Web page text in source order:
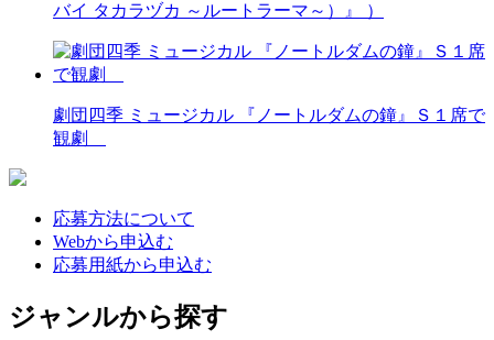
バイ タカラヅカ ～ルートラーマ～）』 ）
劇団四季 ミュージカル 『ノートルダムの鐘』Ｓ１席で
観劇
応募方法について
Webから申込む
応募用紙から申込む
ジャンルから探す